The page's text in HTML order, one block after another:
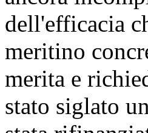
dell'efficacia
meritino
merita e
stato siglato